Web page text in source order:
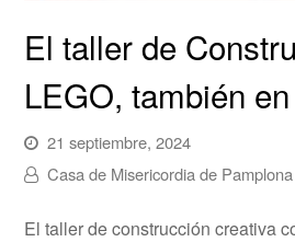
El taller de
LEGO, también
21 septiembre, 2024
Casa de Misericordia de Pamplona
El taller de construcción creativa